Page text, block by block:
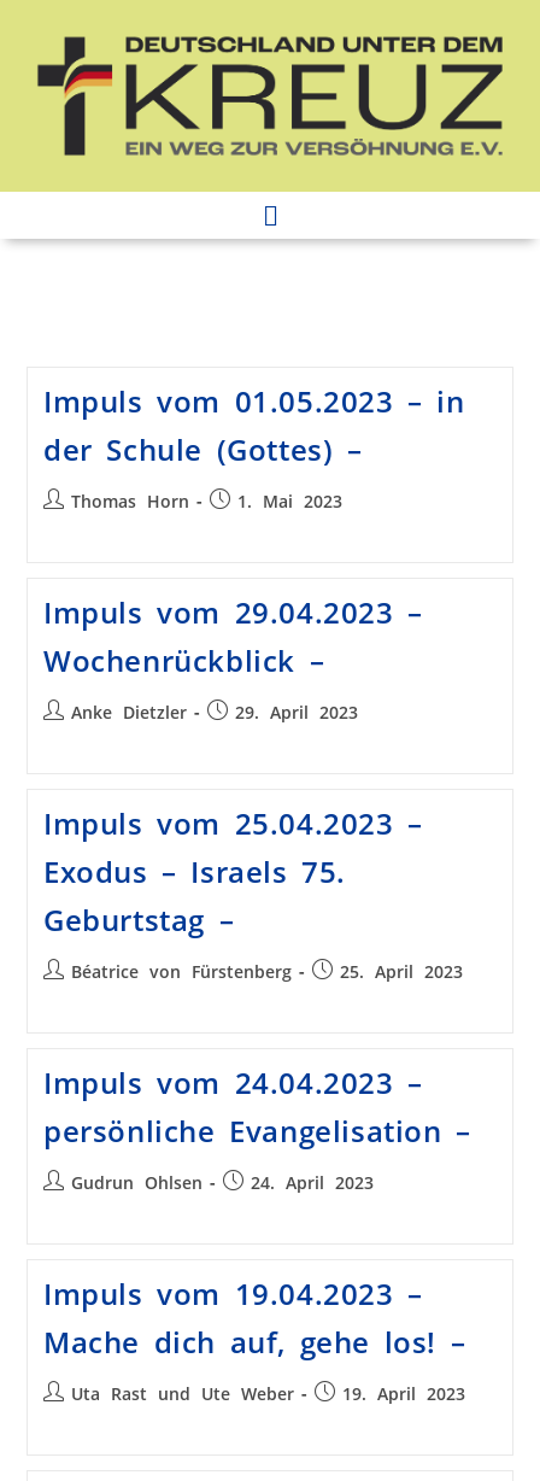
Impuls vom 01.05.2023 – in
der Schule (Gottes) –
Thomas Horn 1. Mai 2023
Impuls vom 29.04.2023 –
Wochenrückblick –
Anke Dietzler 29. April 2023
Impuls vom 25.04.2023 –
Exodus – Israels 75.
Geburtstag –
Béatrice von Fürstenberg 25. April 2023
Impuls vom 24.04.2023 –
persönliche Evangelisation –
Gudrun Ohlsen 24. April 2023
Impuls vom 19.04.2023 –
Mache dich auf, gehe los! –
Uta Rast und Ute Weber 19. April 2023